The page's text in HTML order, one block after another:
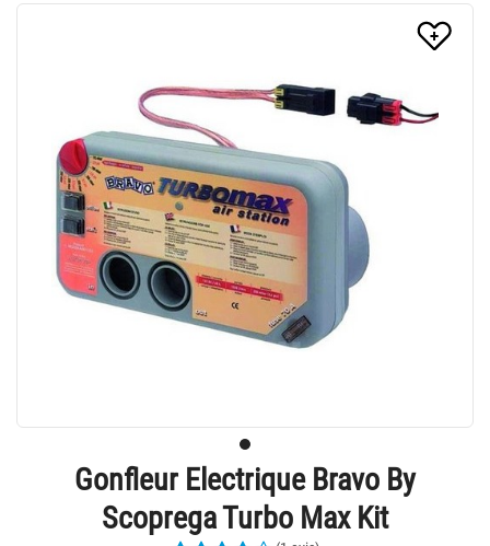
Gonfleur Electrique Bravo By
Scoprega Turbo Max Kit